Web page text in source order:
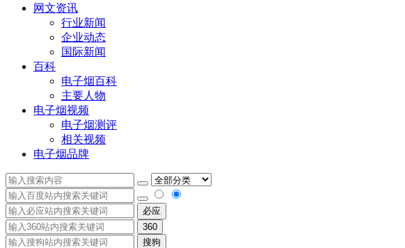
网文资讯
行业新闻
企业动态
国际新闻
百科
电子烟百科
主要人物
电子烟视频
电子烟测评
相关视频
电子烟品牌
必应
360
搜狗